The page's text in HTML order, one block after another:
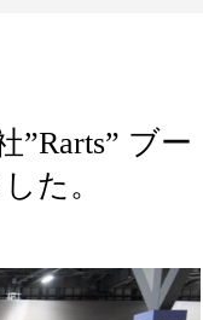
”Rarts” ブー
た。